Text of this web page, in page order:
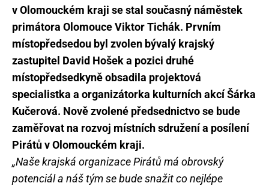
v Olomouckém kraji se stal současný náměstek
primátora Olomouce Viktor Tichák. Prvním
místopředsedou byl zvolen bývalý krajský
zastupitel David Hošek a pozici druhé
místopředsedkyně obsadila projektová
specialistka a organizátorka kulturních akcí Šárka
Kučerová. Nově zvolené předsednictvo se bude
zaměřovat na rozvoj místních sdružení a posílení
Pirátů v Olomouckém kraji.
„Naše krajská organizace Pirátů má obrovský
potenciál a náš tým se bude snažit co nejlépe